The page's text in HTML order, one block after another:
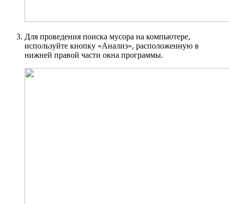
Для проведения поиска мусора на компьютере,
используйте кнопку «Анализ», расположенную в
нижней правой части окна программы.